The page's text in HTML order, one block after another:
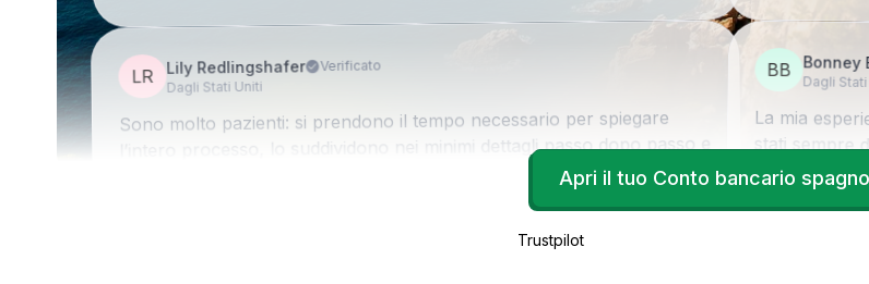
LR Lily Redlingshafer Verificato
Dagli Stati Uniti
Sono molto pazienti: si prendono il tempo necessario per spiegare
l’intero processo, lo suddividono nei minimi dettagli passo dopo passo e
BB Bonney
Dagli
La mia
stati sempre
questioni da
Apri il tuo Conto bancario
Trustpilot